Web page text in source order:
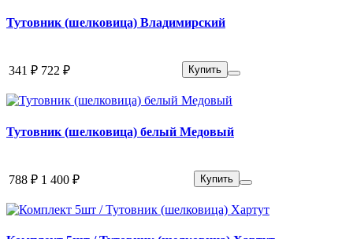
Тутовник (шелковица) Владимирский
341 ₽ 722 ₽ Купить
Тутовник (шелковица) белый Медовый
788 ₽ 1 400 ₽ Купить